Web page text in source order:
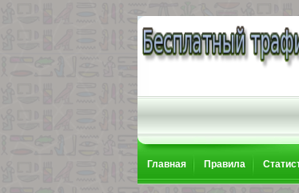
Главная Правила